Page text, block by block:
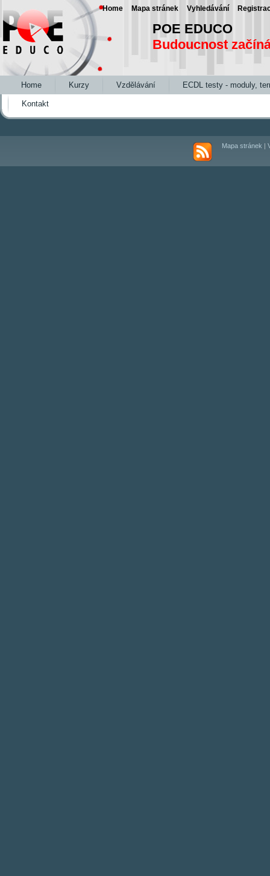
POE EDUCO
Budoucnost
Home Kurzy Vzdělávání ECDL testy - moduly,
Kontakt
Mapa stránek |
Home Mapa stránek Vyhledávání